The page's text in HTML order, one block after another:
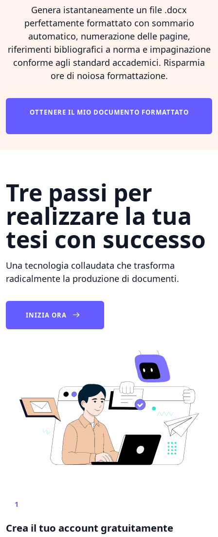
Genera istantaneamente un file .docx
perfettamente formattato con sommario
automatico, numerazione delle pagine,
riferimenti bibliografici a norma e impaginazione
conforme agli standard accademici. Risparmia
ore di noiosa formattazione.
OTTENERE IL MIO DOCUMENTO FORMATTATO
Tre passi per
realizzare la tua
tesi con successo
Una tecnologia collaudata che trasforma
radicalmente la produzione di documenti.
INIZIA ORA
1
Crea il tuo account gratuitamente